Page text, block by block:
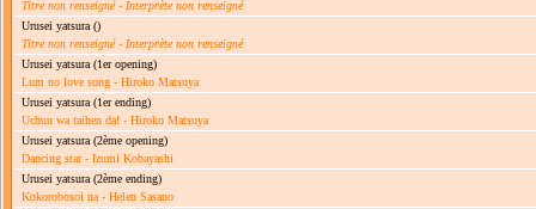
Titre non renseigné- Interprète non renseigné
Urusei yatsura ()
Titre non renseigné- Interprète non renseigné
Urusei yatsura (1er opening)
Lum no love song - Hiroko Matsuya
Urusei yatsura (1er ending)
Uchuu wa taihen da! - Hiroko Matsuya
Urusei yatsura (2ème opening)
Dancing star - Izumi Kobayashi
Urusei yatsura (2ème ending)
Kokorobosoi na - Helen Sasano